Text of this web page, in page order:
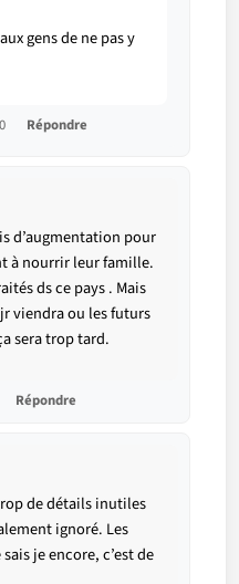
gens de ne pas y
Répondre
d’augmentation pour
à nourrir leur famille.
ds ce pays . Mais
viendra ou les futurs
sera trop tard.
Répondre
de détails inutiles
ignoré. Les
je encore, c’est de